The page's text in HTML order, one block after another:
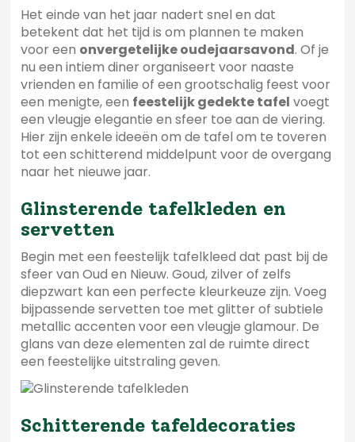
Het einde van het jaar nadert snel en dat
betekent dat het tijd is om plannen te maken
voor een onvergetelijke oudejaarsavond. Of je
nu een intiem diner organiseert voor naaste
vrienden en familie of een grootschalig feest voor
een menigte, een feestelijk gedekte tafel voegt
een vleugje elegantie en sfeer toe aan de viering.
Hier zijn enkele ideeën om de tafel om te toveren
tot een schitterend middelpunt voor de overgang
naar het nieuwe jaar.
Glinsterende tafelkleden en
servetten
Begin met een feestelijk tafelkleed dat past bij de
sfeer van Oud en Nieuw. Goud, zilver of zelfs
diepzwart kan een perfecte kleurkeuze zijn. Voeg
bijpassende servetten toe met glitter of subtiele
metallic accenten voor een vleugje glamour. De
glans van deze elementen zal de ruimte direct
een feestelijke uitstraling geven.
Schitterende tafeldecoraties